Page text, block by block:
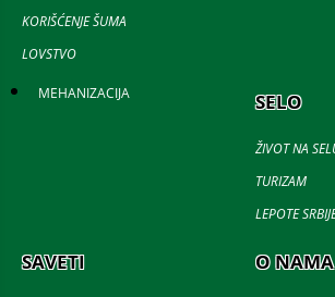
KORIŠĆENJE ŠUMA
LOVSTVO
MEHANIZACIJA SELO
ŽIVOT NA
TURIZAM
LEPOTE
SAVETI O NAMA